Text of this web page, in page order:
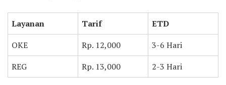
Layanan Tarif
ETD
OKE
Rp. 12,000
3-6 Hari
REG
Rp. 13,000 2-3 Hari